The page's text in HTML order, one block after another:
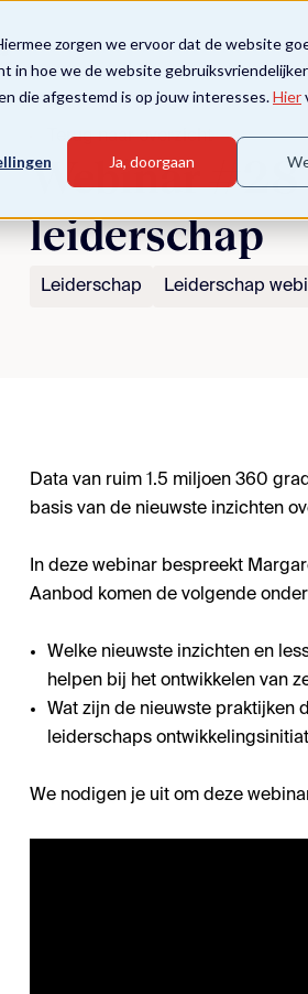
zorgen we ervoor dat de website
in hoe we de website
die afgestemd is op jouw interesses.Hier
Ja, doorgaan
Terug naar overzicht
Webinar #28
leiderschap
Leiderschap Leiderschap
Data van ruim 1.5 miljoen 360
basis van de nieuwste inzichten
In deze webinar bespreekt
Aanbod komen de volgende
Welke nieuwste inzichten en
helpen bij het ontwikkelen van
Wat zijn de nieuwste praktijken
leiderschaps
We nodigen je uit om deze